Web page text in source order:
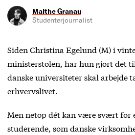
Malthe Granau
Studenterjournalist
Siden Christina Egelund (M) i
ministerstolen, har hun gjort det
danske universiteter skal arbejde
erhvervslivet.
Men netop dét kan være svært for
studerende, som danske